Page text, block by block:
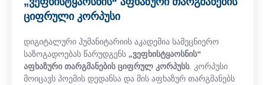
ციფრული კორპუსი
დიგიტალური ჰუმანიტარიის აკადემია სამეცნიერო
საზოგადოებას წარუდგენს „ვეფხისტყაოსნის“
აფხაზური თარგმანების ციფრულ კორპუსს . კორპუსი
მოიცავს პოემის დედანსა და მის აფხაზურ თარგმანებს